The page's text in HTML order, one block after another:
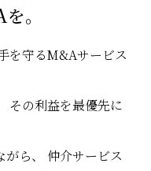
を。
を守るM&Aサービス
その利益を最優先に
ら、
仲介サービス